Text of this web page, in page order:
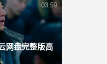
网盘完整版高
03:59